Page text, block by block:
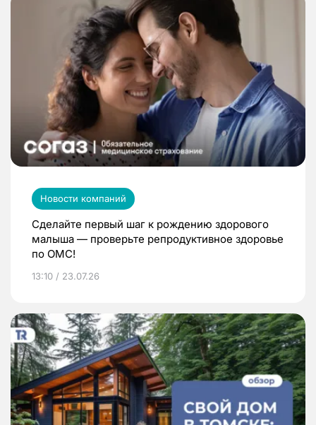
Новости компаний
Сделайте первый шаг к рождению здорового
малыша — проверьте репродуктивное здоровье
по ОМС!
13:10 / 23.07.26